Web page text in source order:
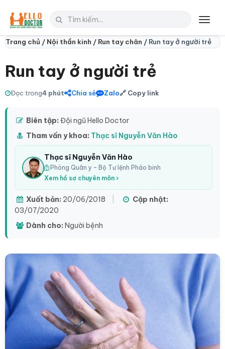
Trang chủ / Nội thần kinh / Run tay chân / Run tay ở người trẻ
Run tay ở người trẻ
Đọc trong4 phút Chia sẻ Zalo🔗 Copy link
Biên tập: Đội ngũ Hello Doctor
Tham vấn y khoa: Thạc sĩ Nguyễn Văn Hào
Thạc sĩ Nguyễn Văn Hào
Phòng Quân y – Bộ Tư lệnh Pháo binh
Xem hồ sơ chuyên môn ›
Xuất bản: 20/06/2018
Cập nhật:
03/07/2020
Dành cho: Người bệnh